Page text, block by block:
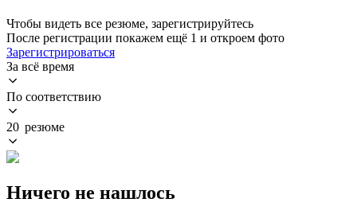
Чтобы видеть все резюме, зарегистрируйтесь
После регистрации покажем ещё 1 и откроем фото
Зарегистрироваться
За всё время
По соответствию
20 резюме
Ничего не нашлось